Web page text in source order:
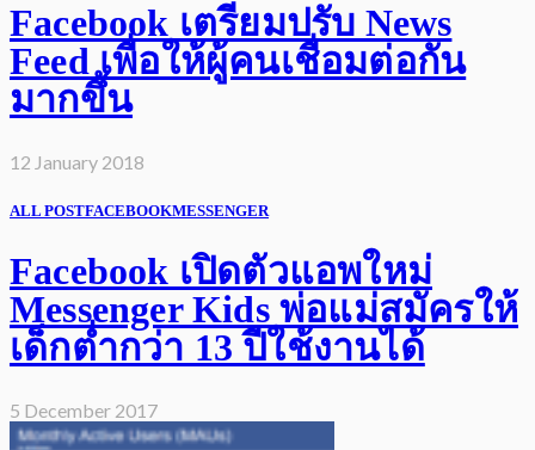
Facebook เตรียมปรับ News
Feed เพื่อให้ผู้คนเชื่อมต่อกัน
มากขึ้น
12 January 2018
ALL POSTFACEBOOKMESSENGER
Facebook เปิดตัวแอพใหม่
Messenger Kids พ่อแม่สมัครให้
เด็กต่ำกว่า 13 ปีใช้งานได้
5 December 2017